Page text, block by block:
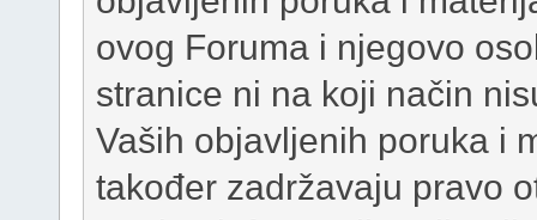
ovog Foruma i njegovo
stranice ni na koji način
Vaših objavljenih poruka i
također zadržavaju pravo